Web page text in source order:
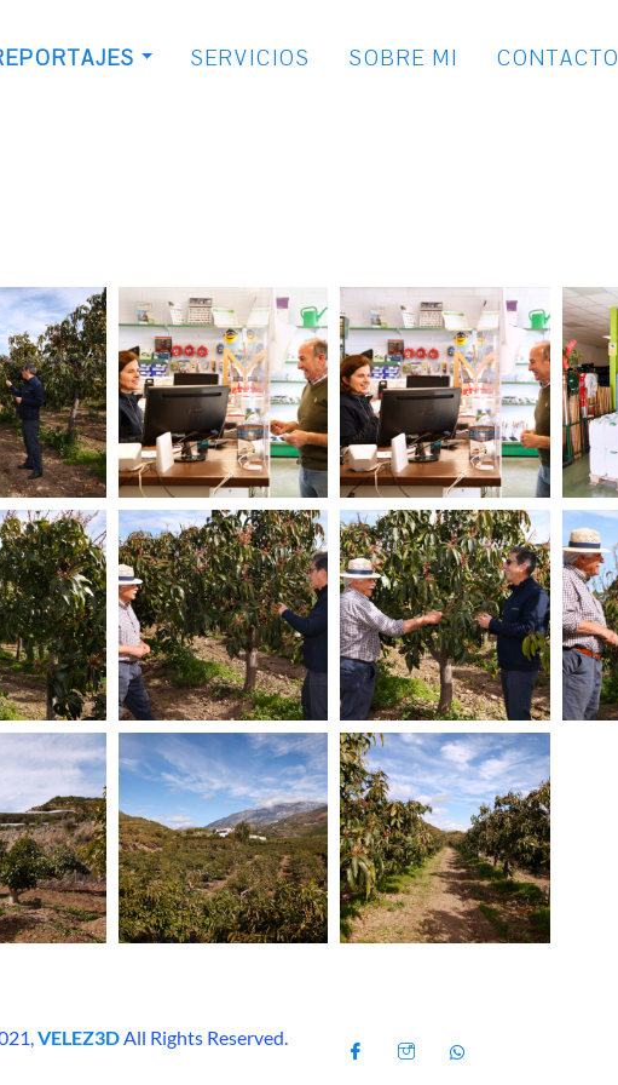
SERVICIOS SOBRE MI CONTACTO
VELEZ3DAll Rights Reserved.